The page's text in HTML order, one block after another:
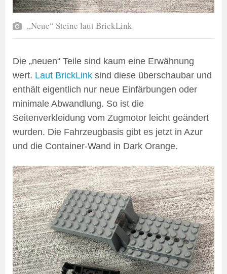
„Neue“ Steine laut BrickLink
Die „neuen“ Teile sind kaum eine Erwähnung
wert. Laut BrickLink sind diese überschaubar und
enthält eigentlich nur neue Einfärbungen oder
minimale Abwandlung. So ist die
Seitenverkleidung vom Zugmotor leicht geändert
wurden. Die Fahrzeugbasis gibt es jetzt in Azur
und die Container-Wand in Dark Orange.